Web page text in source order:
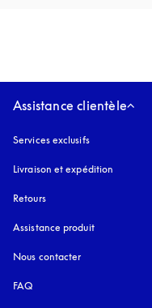
Assistance clientèle
Services exclusifs
Livraison et expédition
Retours
Assistance produit
Nous contacter
FAQ